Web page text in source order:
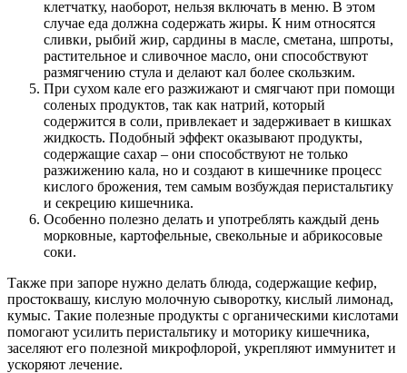
клетчатку, наоборот, нельзя включать в меню. В этом
случае еда должна содержать жиры. К ним относятся
сливки, рыбий жир, сардины в масле, сметана, шпроты,
растительное и сливочное масло, они способствуют
размягчению стула и делают кал более скользким.
При сухом кале его разжижают и смягчают при помощи
соленых продуктов, так как натрий, который
содержится в соли, привлекает и задерживает в кишках
жидкость. Подобный эффект оказывают продукты,
содержащие сахар – они способствуют не только
разжижению кала, но и создают в кишечнике процесс
кислого брожения, тем самым возбуждая перистальтику
и секрецию кишечника.
Особенно полезно делать и употреблять каждый день
морковные, картофельные, свекольные и абрикосовые
соки.
Также при запоре нужно делать блюда, содержащие кефир,
простоквашу, кислую молочную сыворотку, кислый лимонад,
кумыс. Такие полезные продукты с органическими кислотами
помогают усилить перистальтику и моторику кишечника,
заселяют его полезной микрофлорой, укрепляют иммунитет и
ускоряют лечение.